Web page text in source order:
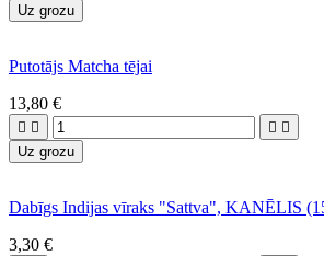
Uz grozu
Putotājs Matcha tējai
13,80 €
   
Uz grozu
Dabīgs Indijas vīraks "Sattva", KANĒLIS
3,30 €